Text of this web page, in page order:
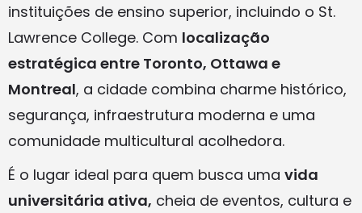
instituições de ensino superior, incluindo o St.
Lawrence College. Com localização
estratégica entre Toronto, Ottawa e
Montreal, a cidade combina charme histórico,
segurança, infraestrutura moderna e uma
comunidade multicultural acolhedora.
É o lugar ideal para quem busca uma vida
universitária ativa, cheia de eventos, cultura e